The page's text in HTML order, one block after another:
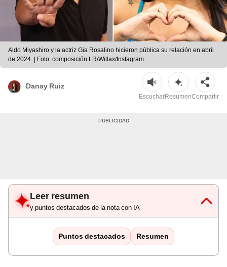
Aldo Miyashiro y la actriz Gia Rosalino hicieron pública su relación en abril
de 2024. | Foto: composición LR/Willax/Instagram
Danay Ruiz
EscucharResumenCompartir
Leer resumen
y puntos destacados de la nota con IA
Puntos destacados Resumen